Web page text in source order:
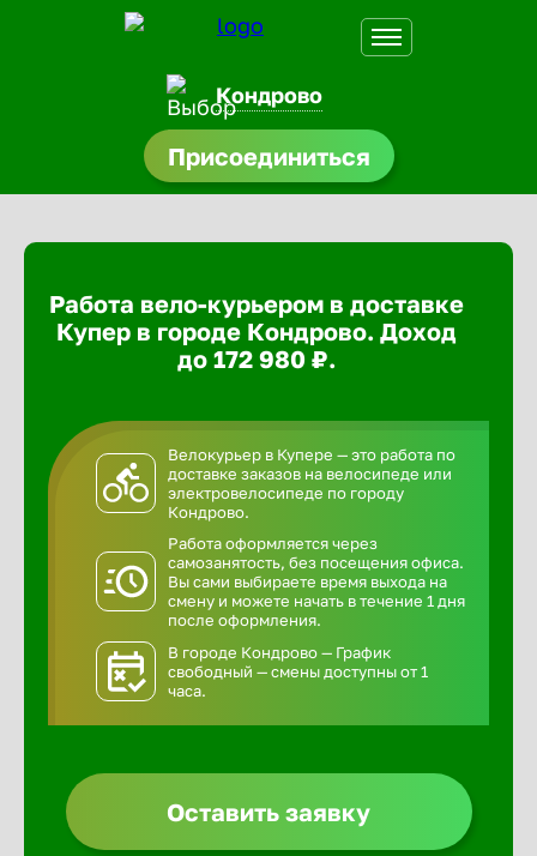
Кондрово
Присоединиться
Работа вело-курьером в доставке
Купер в городе Кондрово. Доход
до 172 980 ₽.
Велокурьер в Купере — это работа по
доставке заказов на велосипеде или
электровелосипеде по городу
Кондрово.
Работа оформляется через
самозанятость, без посещения офиса.
Вы сами выбираете время выхода на
смену и можете начать в течение 1 дня
после оформления.
В городе Кондрово — График
свободный — смены доступны от 1
часа.
Оставить заявку